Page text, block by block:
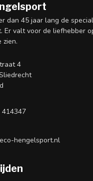
dan 45 jaar lang de
Er valt voor de liefhebber
zien.
4
414347
hengelsport.nl